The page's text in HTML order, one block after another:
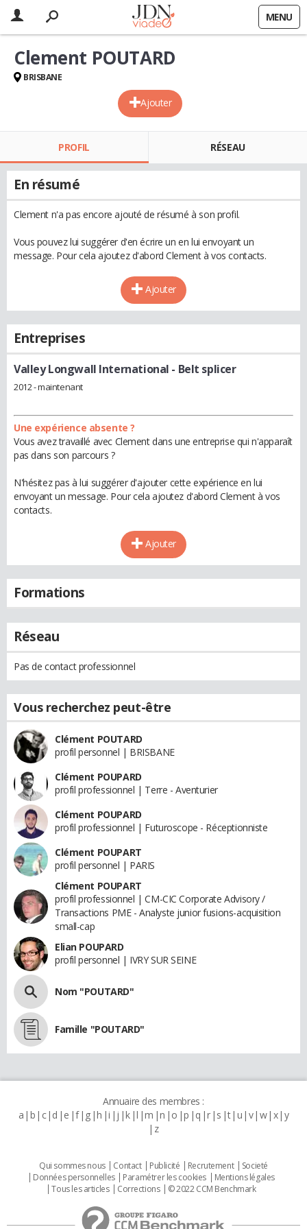
MENU
Ajouter
Clement POUTARD
BRISBANE
PROFIL RÉSEAU
En résumé
Clement n'a pas encore ajouté de résumé à son profil.
Vous pouvez lui suggérer d'en écrire un en lui envoyant un
message. Pour cela ajoutez d'abord Clement à vos contacts.
Ajouter
Entreprises
Valley Longwall International - Belt splicer
2012 - maintenant
Une expérience absente ?
Vous avez travaillé avec Clement dans une entreprise qui n'apparaît
pas dans son parcours ?
N'hésitez pas à lui suggérer d'ajouter cette expérience en lui
envoyant un message. Pour cela ajoutez d'abord Clement à vos
contacts.
Ajouter
Formations
Réseau
Pas de contact professionnel
Vous recherchez peut-être
Clément POUTARD
profil personnel | BRISBANE
Clément POUPARD
profil professionnel | Terre - Aventurier
Clément POUPARD
profil professionnel | Futuroscope - Réceptionniste
Clément POUPART
profil personnel | PARIS
Clément POUPART
profil professionnel | CM-CIC Corporate Advisory /
Transactions PME - Analyste junior fusions-acquisition
small-cap
Elian POUPARD
profil personnel | IVRY SUR SEINE
Nom "POUTARD"
Famille "POUTARD"
Annuaire des membres :
a b c d e f g h i j k l m n o p q r s t u v w x y
z
Qui sommes nous Contact Publicité Recrutement
Societé
Données personnelles
Paramétrer les cookies
Mentions légales
Tous les articles
Corrections © 2022 CCM Benchmark